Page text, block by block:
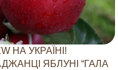
НА УКРАЇНІ!
ЯБЛУНІ “ГАЛА